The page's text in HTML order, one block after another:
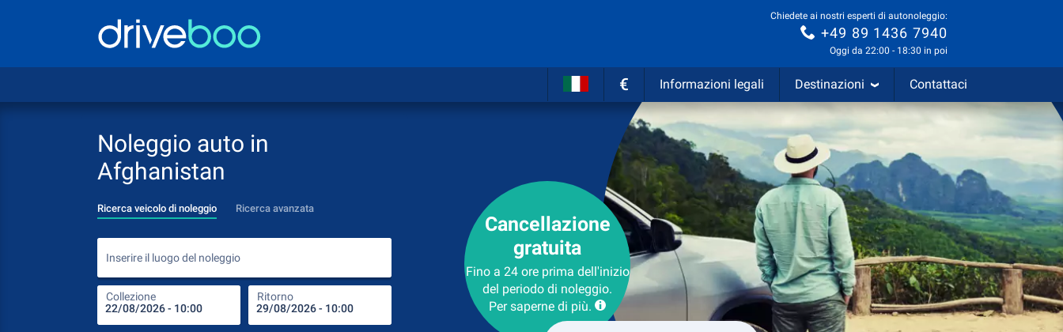
Chiedete ai nostri esperti di autonoleggio:
+49 89 1436 7940
Oggi da 22:00 - 18:30 in poi
€ Informazioni legali Destinazioni Contattaci
Noleggio auto in
Afghanistan
Ricerca veicolo di noleggio Ricerca avanzata
Inserire il luogo del noleggio
Collezione Ritorno
Inserire il luogo del noleggio
Luogo di ritorno
Cancellazione
gratuita
Fino a 24 ore prima dell'inizio
del periodo di noleggio.
Per saperne di più.